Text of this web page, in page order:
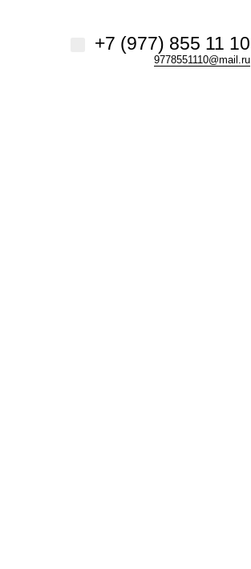
+7 (977) 855 11 10
9778551110@mail.ru